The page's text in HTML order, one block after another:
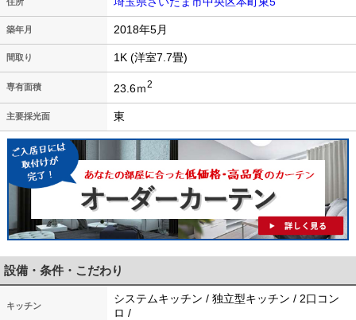
築年月 2018年5月
間取り 1K (洋室7.7畳)
専有面積 23.6ｍ2
主要採光面 東
設備・条件・こだわり
キッチン
システムキッチン / 独立型キッチン / 2口コン
ロ /